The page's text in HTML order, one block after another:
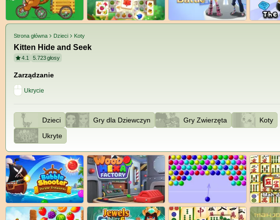
Strona główna Dzieci Koty
Kitten Hide and Seek
4.1 5.723głosy
Zarządzanie
Ukrycie
Dzieci Gry dla Dziewczyn Gry Zwierzęta
Koty
Ukryte